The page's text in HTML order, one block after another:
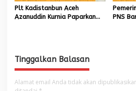
Plt Kadistanbun Aceh
Azanuddin Kurnia Paparkan
PNS
Tinggalkan Balasan
Alamat email Anda tidak akan